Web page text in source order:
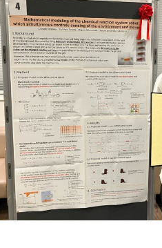
動画で見る未来大
資料請求・証明書の発
行・兼業等の依頼
EN アクセス お問合せ